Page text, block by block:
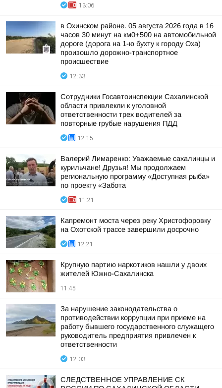
13:06
в Охинском районе. 05 августа 2026 года в 16
часов 30 минут на км0+500 на автомобильной
дороге (дорога на 1-ю бухту к городу Оха)
произошло дорожно-транспортное
происшествие
12:33
Сотрудники Госавтоинспекции Сахалинской
области привлекли к уголовной
ответственности трех водителей за
повторные грубые нарушения ПДД
12:15
Валерий Лимаренко: Уважаемые сахалинцы и
курильчане! Друзья! Мы продолжаем
региональную программу «Доступная рыба»
по проекту «Забота
11:21
Капремонт моста через реку Христофоровку
на Охотской трассе завершили досрочно
12:21
Крупную партию наркотиков нашли у двоих
жителей Южно-Сахалинска
11:45
За нарушение законодательства о
противодействии коррупции при приеме на
работу бывшего государственного служащего
руководитель предприятия привлечен к
ответственности
12:03
СЛЕДСТВЕННОЕ УПРАВЛЕНИЕ СК